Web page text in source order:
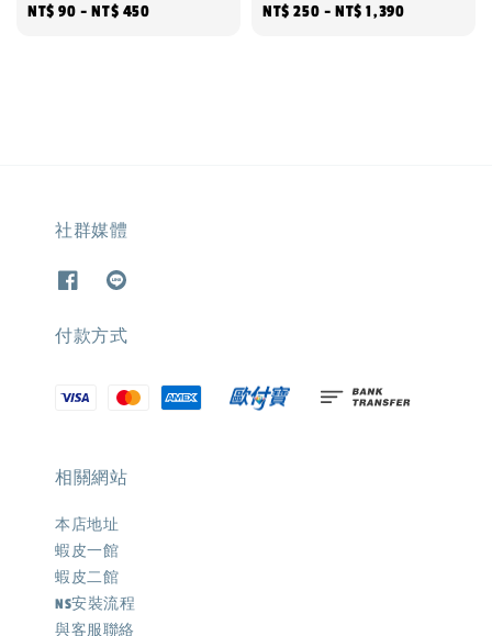
Regular
NT$ 90 -NT$ 450
Regular
NT$ 250 -NT$ 1,390
社群媒體
付款方式
相關網站
本店地址
蝦皮一館
蝦皮二館
NS安裝流程
與客服聯絡